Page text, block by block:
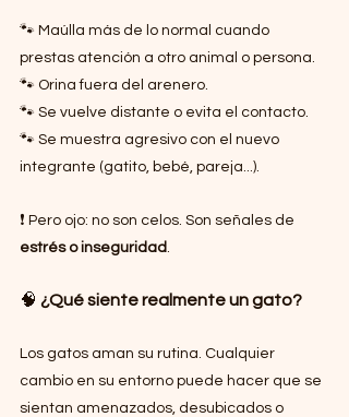
🐾 Maúlla más de lo normal cuando
prestas atención a otro animal o persona.
🐾 Orina fuera del arenero.
🐾 Se vuelve distante o evita el contacto.
🐾 Se muestra agresivo con el nuevo
integrante (gatito, bebé, pareja...).
❗ Pero ojo: no son celos. Son señales de
estrés o inseguridad.
🧠 ¿Qué siente realmente un gato?
Los gatos aman su rutina. Cualquier
cambio en su entorno puede hacer que se
sientan amenazados, desubicados o